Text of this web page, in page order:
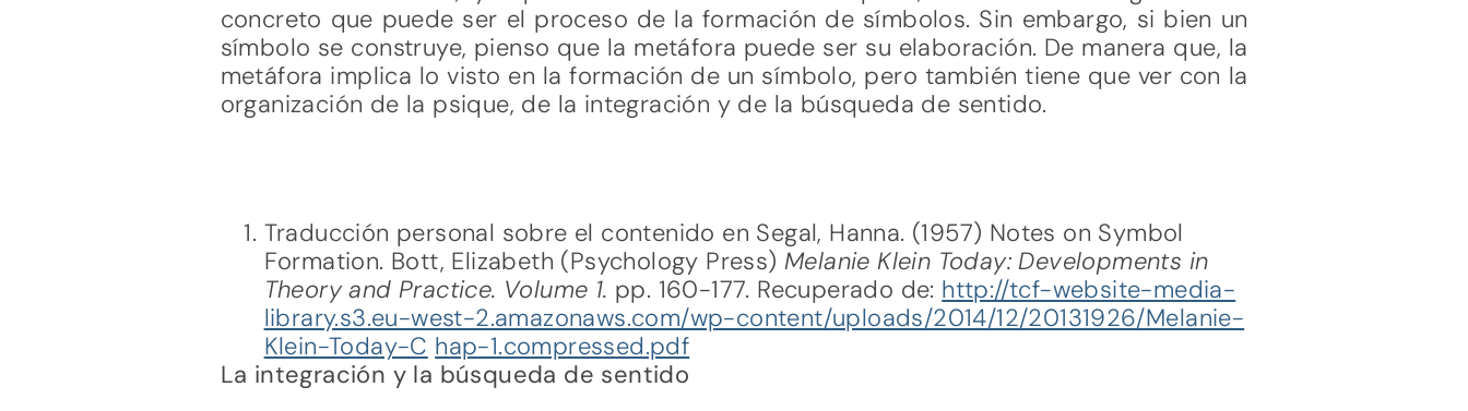
concreto que puede ser el proceso de la formación de símbolos. Sin embargo, si bien un
símbolo se construye, pienso que la metáfora puede ser su elaboración. De manera que, la
metáfora implica lo visto en la formación de un símbolo, pero también tiene que ver con la
organización de la psique, de la integración y de la búsqueda de sentido.
Traducción personal sobre el contenido en Segal, Hanna. (1957) Notes on Symbol
Formation. Bott, Elizabeth (Psychology Press) Melanie Klein Today: Developments in
Theory and Practice. Volume 1. pp. 160-177. Recuperado de: http://tcf-website-media-
library.s3.eu-west-2.amazonaws.com/wp-content/uploads/2014/12/20131926/Melanie-
Klein-Today-C hap-1.compressed.pdf
La integración y la búsqueda de sentido